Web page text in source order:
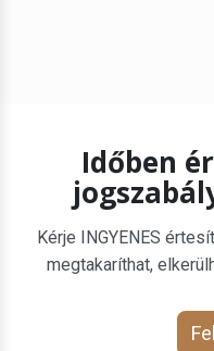
Időben
Kérje INGYENES
megtakaríthat,